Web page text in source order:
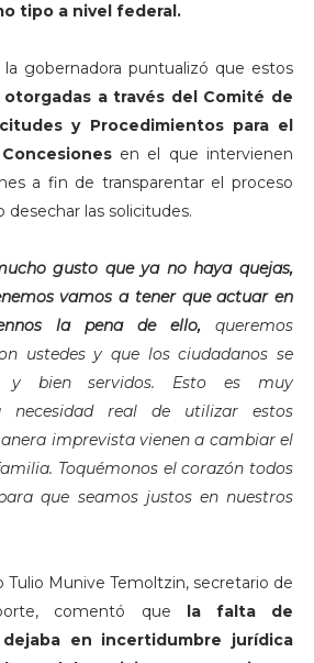
tipo a nivel federal.
gobernadora puntualizó que estos
otorgadas a través del Comité de
y Procedimientos para el
en el que intervienen
a fin de transparentar el proceso
desechar las solicitudes.
gusto que ya no haya quejas,
vamos a tener que actuar en
la pena de ello, queremos
ustedes y que los ciudadanos se
y bien servidos. Esto es muy
real de utilizar estos
imprevista vienen a cambiar el
Toquémonos el corazón todos
que seamos justos en nuestros
Tulio Munive Temoltzin, secretario de
comentó que la falta de
en incertidumbre jurídica